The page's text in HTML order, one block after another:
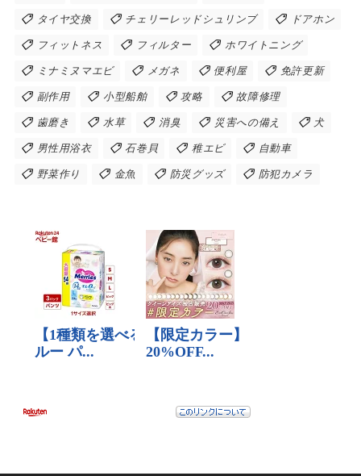
タイヤ交換 チェリーレッドシュリンブ ドアホン
フィットネス フィルター ホワイトニング
ミナミヌマエビ メガネ 便利屋 免許更新
副作用 小型船舶 攻略 故障修理
歯磨き 水草 消臭 災害への備え 犬
男性用浴衣 石巻貝 稚エビ 自動車
野菜作り 金魚 防災グッズ 防犯カメラ